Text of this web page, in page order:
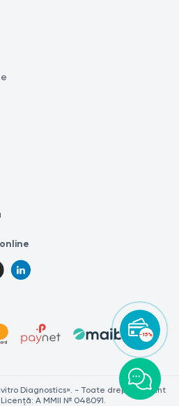
-15%
Diagnostics». - Toate drepturile sunt
A MMII № 048091.